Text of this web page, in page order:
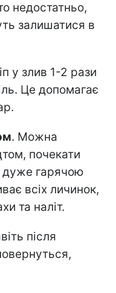
недостатньо,
залишатися в
у злив 1-2 рази
Це допомагає
. Можна
почекати
дуже гарячою
всіх личинок,
та наліт.
після